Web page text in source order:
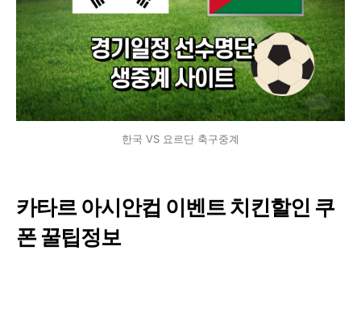
한국 VS 요르단 축구중계
카타르 아시안컵 이벤트 치킨할인 쿠
폰 꿀팁정보